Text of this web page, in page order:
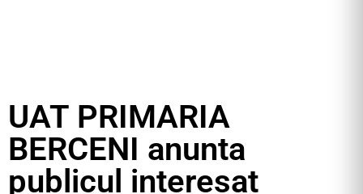
UAT PRIMARIA
BERCENI anunta
publicul interesat